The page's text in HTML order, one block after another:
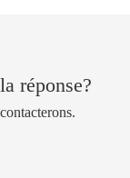
réponse?